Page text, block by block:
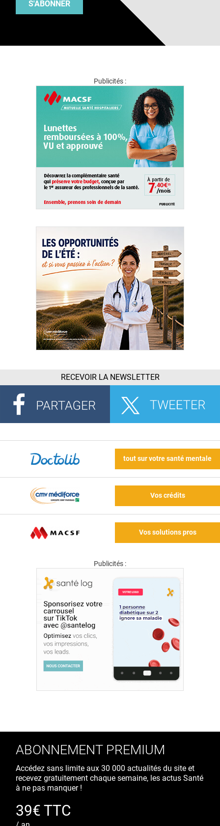
S'ABONNER
Publicités :
RECEVOIR LA NEWSLETTER
tout sur votre santé mentale
Vos crédits
Vos solutions pros
Publicités :
ABONNEMENT PREMIUM
Accédez sans limite aux 30 000 actualités du site et
recevez gratuitement chaque semaine, les actus Santé
à ne pas manquer !
39€ TTC